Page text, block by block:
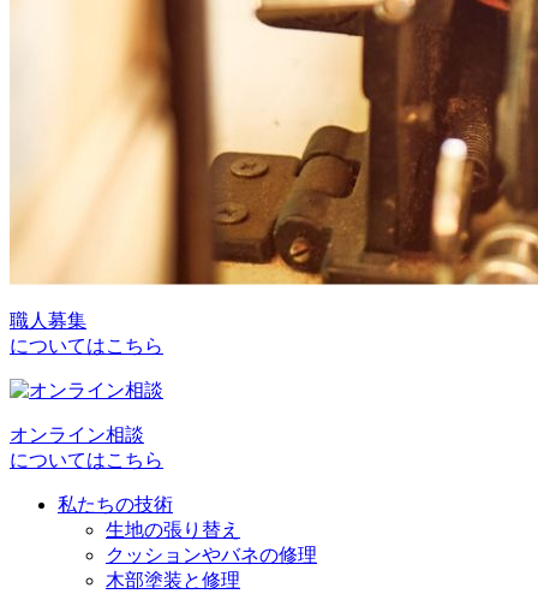
職人募集
についてはこちら
オンライン相談
についてはこちら
私たちの技術
生地の張り替え
クッションやバネの修理
木部塗装と修理